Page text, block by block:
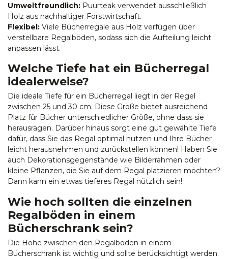
Umweltfreundlich: Puurteak verwendet ausschließlich
Holz aus nachhaltiger Forstwirtschaft.
Flexibel: Viele Bücherregale aus Holz verfügen über
verstellbare Regalböden, sodass sich die Aufteilung leicht
anpassen lässt.
Welche Tiefe hat ein Bücherregal
idealerweise?
Die ideale Tiefe für ein Bücherregal liegt in der Regel
zwischen 25 und 30 cm. Diese Größe bietet ausreichend
Platz für Bücher unterschiedlicher Größe, ohne dass sie
herausragen. Darüber hinaus sorgt eine gut gewählte Tiefe
dafür, dass Sie das Regal optimal nutzen und Ihre Bücher
leicht herausnehmen und zurückstellen können! Haben Sie
auch Dekorationsgegenstände wie Bilderrahmen oder
kleine Pflanzen, die Sie auf dem Regal platzieren möchten?
Dann kann ein etwas tieferes Regal nützlich sein!
Wie hoch sollten die einzelnen
Regalböden in einem
Bücherschrank sein?
Die Höhe zwischen den Regalböden in einem
Bücherschrank ist wichtig und sollte berücksichtigt werden.